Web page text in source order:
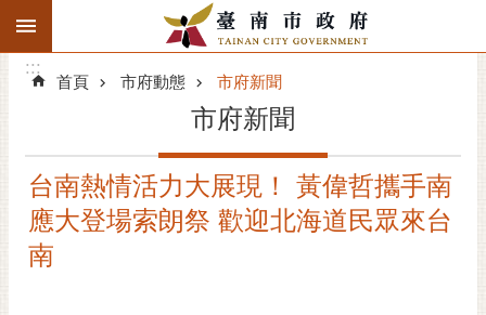
跳到主要內容區塊
搜
階
精彩府城
市府動態
:::
:::
首頁 市府動態 市府新聞
市府新聞
台南熱情活力大展現！ 黃偉哲攜手南
應大登場索朗祭 歡迎北海道民眾來台
南